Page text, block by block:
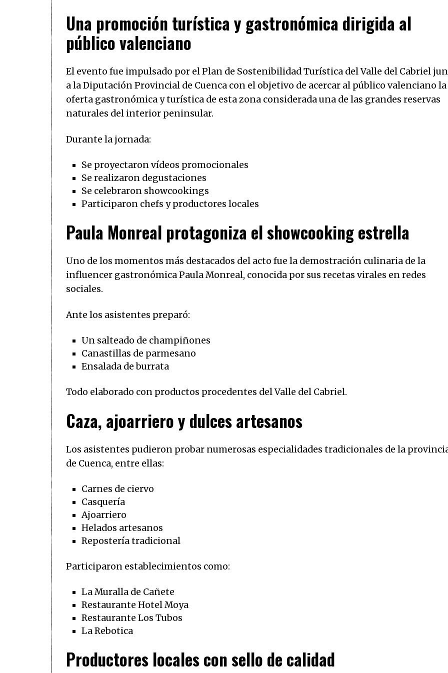
Una promoción turística y gastronómica dirigida al
público valenciano
El evento fue impulsado por el Plan de Sostenibilidad Turística del Valle del Cabriel
a la Diputación Provincial de Cuenca con el objetivo de acercar al público valenciano la
oferta gastronómica y turística de esta zona considerada una de las grandes reservas
naturales del interior peninsular.
Durante la jornada:
Se proyectaron vídeos promocionales
Se realizaron degustaciones
Se celebraron showcookings
Participaron chefs y productores locales
Paula Monreal protagoniza el showcooking estrella
Uno de los momentos más destacados del acto fue la demostración culinaria de la
influencer gastronómica Paula Monreal, conocida por sus recetas virales en redes
sociales.
Ante los asistentes preparó:
Un salteado de champiñones
Canastillas de parmesano
Ensalada de burrata
Todo elaborado con productos procedentes del Valle del Cabriel.
Caza, ajoarriero y dulces artesanos
Los asistentes pudieron probar numerosas especialidades tradicionales de la
de Cuenca, entre ellas:
Carnes de ciervo
Casquería
Ajoarriero
Helados artesanos
Repostería tradicional
Participaron establecimientos como:
La Muralla de Cañete
Restaurante Hotel Moya
Restaurante Los Tubos
La Rebotica
Productores locales con sello de calidad